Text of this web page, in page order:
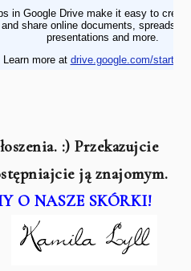
:) Przekazujcie
ją znajomym.
O NASZE SKÓRKI!